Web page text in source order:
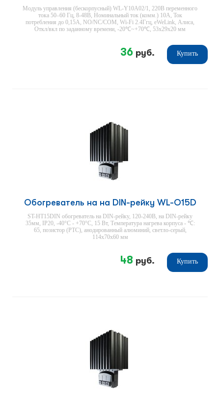
Модуль управления (бескорпусный) WL-Y10A02/1, 220В переменного
тока 50–60 Гц, 8-48В, Номинальный ток (комм.) 10А, Ток
потребления до 0,15А, NO/NC/COM, Wi-Fi 2.4Ггц, eWeLink, Алиса,
Откл/вкл по заданному времени, -20℃~+70℃, 53х29х20 мм
36 руб. Купить
Обогреватель на на DIN-рейку WL-O15D
ST-HT15DIN обогреватель на DIN-рейку, 120-240В, на DIN-рейку
35мм, IP20, -40°С - +70°С, 15 Вт, Температура нагрева корпуса - ℃:
65, позистор (PTC), анодированный алюминий, светло-серый,
114х70х60 мм
48 руб. Купить